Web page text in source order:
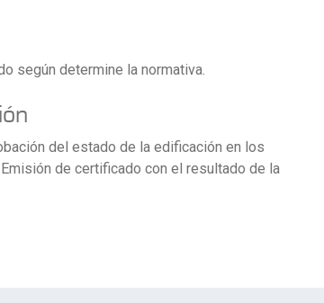
según determine la normativa.
del estado de la edificación en los
de certificado con el resultado de la